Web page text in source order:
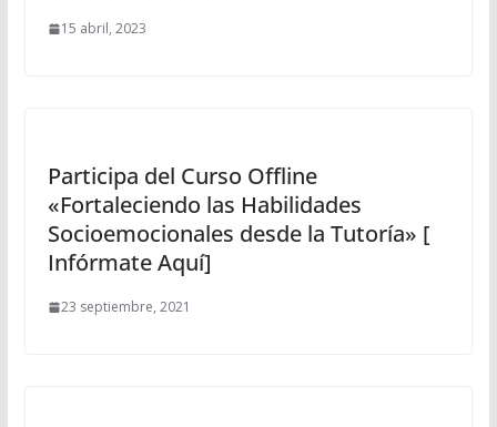
15 abril, 2023
Participa del Curso Offline
«Fortaleciendo las Habilidades
Socioemocionales desde la Tutoría» [
Infórmate Aquí]
23 septiembre, 2021